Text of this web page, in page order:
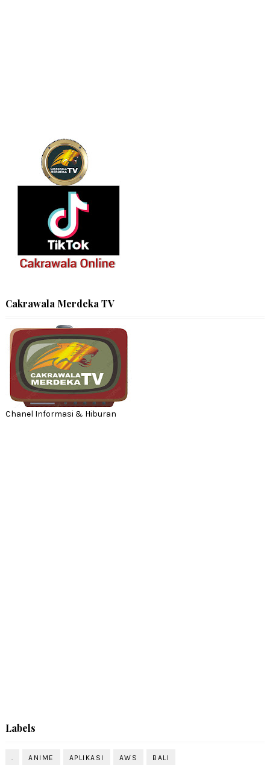
Cakrawala Merdeka TV
Chanel Informasi & Hiburan
Labels
ANIME APLIKASI AWS BALI